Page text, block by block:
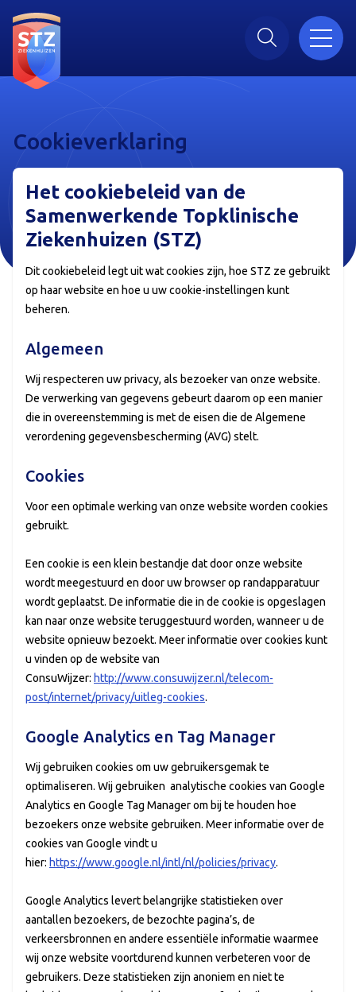
Ga naar de inhoud
Cookieverklaring
Het cookiebeleid van de
Samenwerkende Topklinische
Ziekenhuizen (STZ)
Dit cookiebeleid legt uit wat cookies zijn, hoe STZ ze gebruikt
op haar website en hoe u uw cookie-instellingen kunt
beheren.
Algemeen
Wij respecteren uw privacy, als bezoeker van onze website.
De verwerking van gegevens gebeurt daarom op een manier
die in overeenstemming is met de eisen die de Algemene
verordening gegevensbescherming (AVG) stelt.
Cookies
Voor een optimale werking van onze website worden cookies
gebruikt.
Een cookie is een klein bestandje dat door onze website
wordt meegestuurd en door uw browser op randapparatuur
wordt geplaatst. De informatie die in de cookie is opgeslagen
kan naar onze website teruggestuurd worden, wanneer u de
website opnieuw bezoekt. Meer informatie over cookies kunt
u vinden op de website van
ConsuWijzer: http://www.consuwijzer.nl/telecom-
post/internet/privacy/uitleg-cookies.
Google Analytics en Tag Manager
Wij gebruiken cookies om uw gebruikersgemak te
optimaliseren. Wij gebruiken analytische cookies van Google
Analytics en Google Tag Manager om bij te houden hoe
bezoekers onze website gebruiken. Meer informatie over de
cookies van Google vindt u
hier: https://www.google.nl/intl/nl/policies/privacy.
Google Analytics levert belangrijke statistieken over
aantallen bezoekers, de bezochte pagina’s, de
verkeersbronnen en andere essentiële informatie waarmee
wij onze website voortdurend kunnen verbeteren voor de
gebruikers. Deze statistieken zijn anoniem en niet te